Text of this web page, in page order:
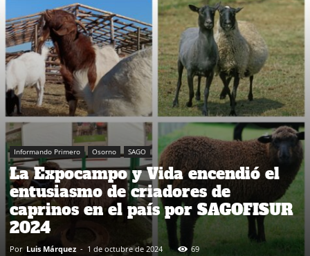
Informando Primero Osorno SAGO
La Expocampo y Vida encendió el
entusiasmo de criadores de
caprinos en el país por SAGOFISUR
2024
Por Luis Márquez - 1 de octubre de 2024 69